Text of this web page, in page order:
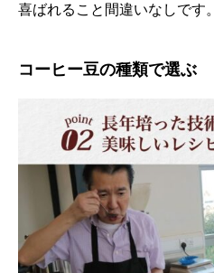
喜ばれること間違いなしです。
コーヒー豆の種類で選ぶ